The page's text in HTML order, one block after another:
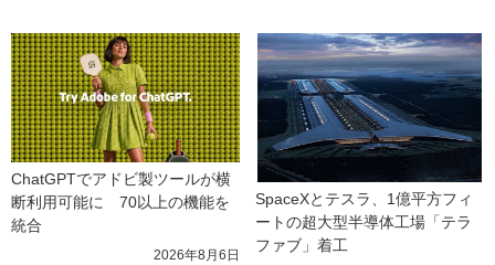
ChatGPTでアドビ製ツールが横
断利用可能に　70以上の機能を
統合
2026年8月6日
SpaceXとテスラ、1億平方フィ
ートの超大型半導体工場「テラ
ファブ」着工